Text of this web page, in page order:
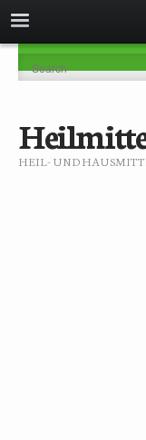
HEIL- UND